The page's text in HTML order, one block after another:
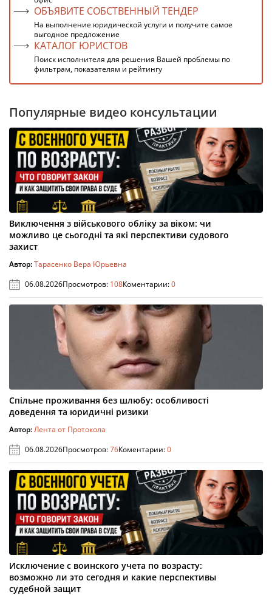
ОБЪЯВИТЕ СОБСТВЕННЫЙ ТЕНДЕР
На выполнение юридической услуги и получите самое
выгодное предложение
КАТАЛОГ ЮРИСТОВ
Поиск исполнителя для решения Вашей проблемы по
фильтрам, показателям и рейтингу
Популярные видео консультации
Виключення з військового обліку за віком: чи
можливо це сьогодні та які перспективи судового
захист
Автор:Тарасенко Вера Юрьевна
06.08.2026Просмотров: 108Коментарии:0
Спільне проживання без шлюбу: особливості
доведення та юридичні ризики
Автор:Лента от Протокола
06.08.2026Просмотров:76Коментарии:0
Исключение с воинского учета по возрасту:
возможно ли это сегодня и какие перспективы
судебной защит